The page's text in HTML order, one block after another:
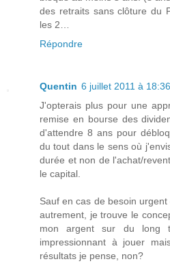
des retraits sans clôture du
les 2…
Répondre
Quentin 6 juillet 2011 à 18:36
J'opterais plus pour une
remise en bourse des
d'attendre 8 ans pour
du tout dans le sens où
durée et non de l'achat/
le capital.
Sauf en cas de besoin
autrement, je trouve le
mon argent sur du long
impressionnant à jouer
résultats je pense, non?